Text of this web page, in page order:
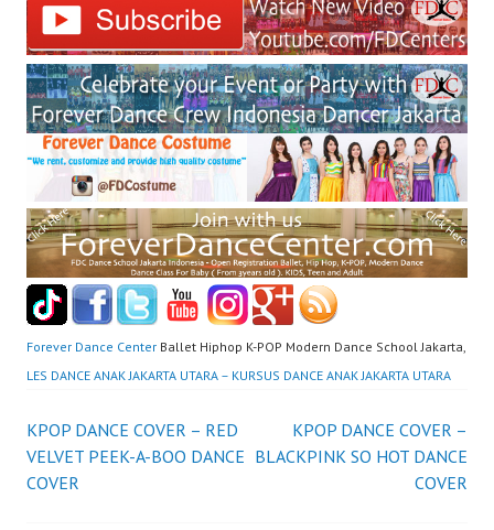
Forever Dance Center Ballet Hiphop K-POP Modern Dance School Jakarta,
LES DANCE ANAK JAKARTA UTARA – KURSUS DANCE ANAK JAKARTA UTARA
Post
navigation
KPOP DANCE COVER – RED
VELVET PEEK-A-BOO DANCE
COVER
KPOP DANCE COVER –
BLACKPINK SO HOT DANCE
COVER